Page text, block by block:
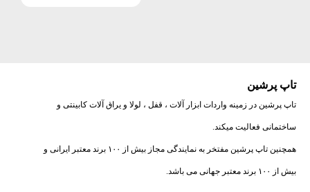
تاپ پرشین
تاپ پرشین در زمینه واردات ابزار آلات ، قفل ، لولا و یراق آلات کابینتی و
ساختمانی فعالیت میکند.
همچنین تاپ پرشین مفتخر به نمایندگی مجاز بیش از ۱۰۰ برند معتبر ایرانی و
بیش از ۱۰۰ برند معتبر جهانی می باشد.